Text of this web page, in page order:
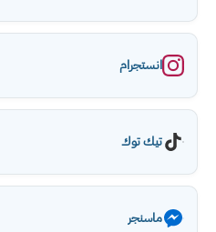
انستجرام
تيك توك
ماسنجر